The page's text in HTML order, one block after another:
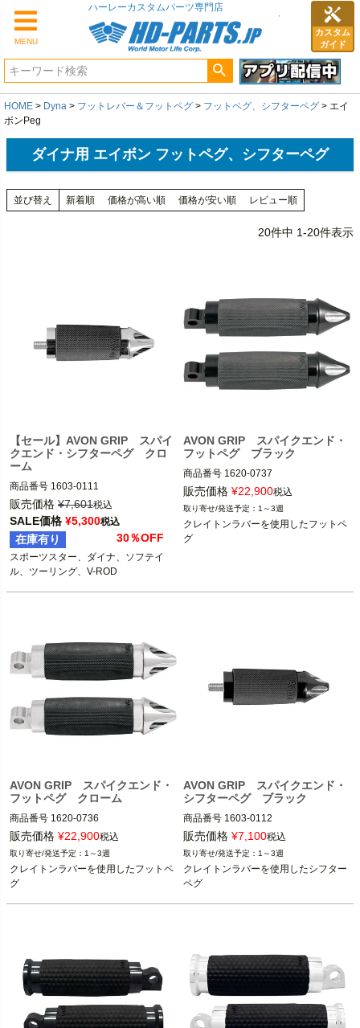
MENU
カスタム
ガイド
HOME Dyna フットレバー＆フットペグ フットペグ、シフターペグ
エイ
ボンPeg
ダイナ用 エイボン フットペグ、シフターペグ
並び替え 新着順 価格が高い順 価格が安い順 レビュー順
20件中 1-20件表示
【セール】AVON GRIP スパイ
クエンド・シフターペグ クロ
ーム
商品番号 1603-0111
スポーツスター、ダイナ、ソフテイ
ル、ツーリング、V-ROD
AVON（エイボン）
販売価格 ¥7,601税込
SALE価格 ¥5,300税込
在庫有り 30％OFF
スポーツスター、ダイナ、ソフテイ
ル、ツーリング、V-ROD
AVON GRIP スパイクエンド・
フットペグ ブラック
商品番号 1620-0737
1986～2024 ツーリング
1986～2017 ソフテイル
1986～2017 ダイナ
AVON（エイボン）
販売価格 ¥22,900税込
1～3週
クレイトンラバーを使用したフットペ
グ
AVON GRIP スパイクエンド・
フットペグ クローム
商品番号 1620-0736
1986～2024 ツーリング
1986～2017 ソフテイル
1986～2017 ダイナ
1986～2021 スポーツスター
販売価格 ¥22,900税込
1～3週
クレイトンラバーを使用したフットペ
グ
AVON GRIP スパイクエンド・
シフターペグ ブラック
商品番号 1603-0112
全車種
AVON（エイボン）
販売価格 ¥7,100税込
1～3週
クレイトンラバーを使用したシフター
ペグ